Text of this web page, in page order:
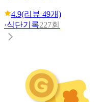
4.9(리뷰 49개)
·식단기록227회